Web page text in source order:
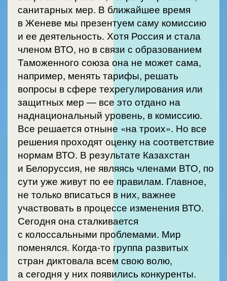
санитарных мер. В ближайшее время
в Женеве мы презентуем саму комиссию
и ее деятельность. Хотя Россия и стала
членом ВТО, но в связи с образованием
Таможенного союза она не может сама,
например, менять тарифы, решать
вопросы в сфере техрегулирования или
защитных мер — все это отдано на
наднациональный уровень, в комиссию.
Все решается отныне «на троих». Но все
решения проходят оценку на соответствие
нормам ВТО. В результате Казахстан
и Белоруссия, не являясь членами ВТО, по
сути уже живут по ее правилам. Главное,
не только вписаться в них, важнее
участвовать в процессе изменения ВТО.
Сегодня она сталкивается
с колоссальными проблемами. Мир
поменялся. Когда-то группа развитых
стран диктовала всем свою волю,
а сегодня у них появились конкуренты.